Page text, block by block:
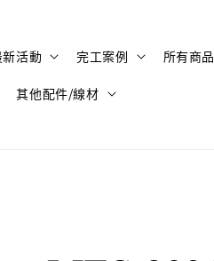
活動 完工案例 所有商品
其他配件/線材